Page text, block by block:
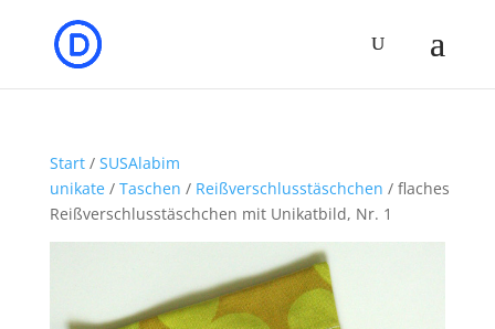
Start/ SUSAlabim
unikate/ Taschen / Reißverschlusstäschchen / flaches
Reißverschlusstäschchen mit Unikatbild, Nr. 1